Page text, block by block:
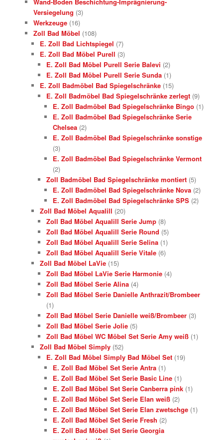
Wand-Boden Beschichtung-Imprägnierung-
Versiegelung (3)
Werkzeuge (16)
Zoll Bad Möbel (108)
E. Zoll Bad Lichtspiegel (7)
E. Zoll Bad Möbel Purell (3)
E. Zoll Bad Möbel Purell Serie Balevi (2)
E. Zoll Bad Möbel Purell Serie Sunda (1)
E. Zoll Badmöbel Bad Spiegelschränke (15)
E. Zoll Badmöbel Bad Spiegelschränke zerlegt (9)
E. Zoll Badmöbel Bad Spiegelschränke Bingo (1)
E. Zoll Badmöbel Bad Spiegelschränke Serie
Chelsea (2)
E. Zoll Badmöbel Bad Spiegelschränke sonstige
(3)
E. Zoll Badmöbel Bad Spiegelschränke Vermont
(2)
Zoll Badmöbel Bad Spiegelschränke montiert (5)
E. Zoll Badmöbel Bad Spiegelschränke Nova (2)
E. Zoll Badmöbel Bad Spiegelschränke SPS (2)
Zoll Bad Möbel Aqualill (20)
Zoll Bad Möbel Aqualill Serie Jump (8)
Zoll Bad Möbel Aqualill Serie Round (5)
Zoll Bad Möbel Aqualill Serie Selina (1)
Zoll Bad Möbel Aqualill Serie Vitale (6)
Zoll Bad Möbel LaVie (15)
Zoll Bad Möbel LaVie Serie Harmonie (4)
Zoll Bad Möbel Serie Alina (4)
Zoll Bad Möbel Serie Danielle Anthrazit/Brombeer
(1)
Zoll Bad Möbel Serie Danielle weiß/Brombeer (3)
Zoll Bad Möbel Serie Jolie (5)
Zoll Bad Möbel WC Möbel Set Serie Amy weiß (1)
Zoll Bad Möbel Simply (52)
E. Zoll Bad Möbel Simply Bad Möbel Set (19)
E. Zoll Bad Möbel Set Serie Antra (1)
E. Zoll Bad Möbel Set Serie Basic Line (1)
E. Zoll Bad Möbel Set Serie Canberra pink (1)
E. Zoll Bad Möbel Set Serie Elan weiß (2)
E. Zoll Bad Möbel Set Serie Elan zwetschge (1)
E. Zoll Bad Möbel Set Serie Fresh (2)
E. Zoll Bad Möbel Set Serie Georgia